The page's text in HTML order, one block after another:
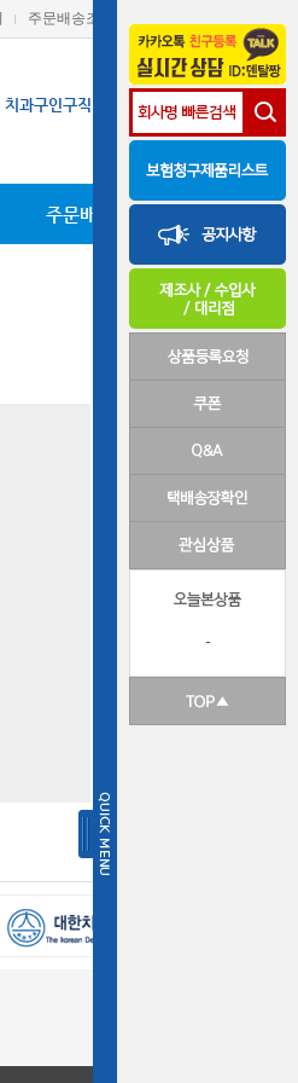
주문배송조회
치과구인구직 장비A/S요청
주문배송조회
-